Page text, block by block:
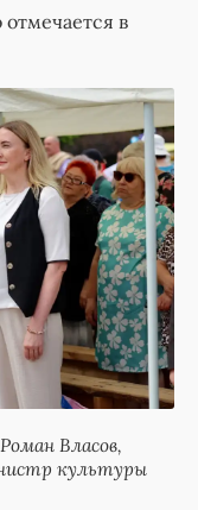
в
Власов,
культуры